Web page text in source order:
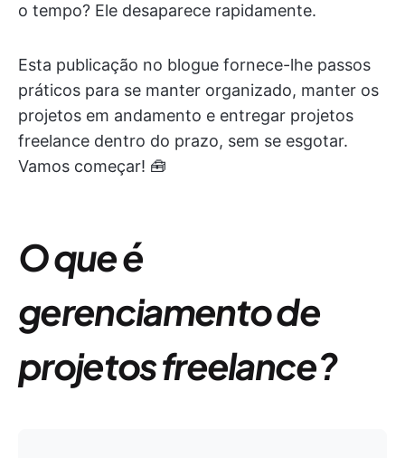
o tempo? Ele desaparece rapidamente.
Esta publicação no blogue fornece-lhe passos
práticos para se manter organizado, manter os
projetos em andamento e entregar projetos
freelance dentro do prazo, sem se esgotar.
Vamos começar! 🧰
O que é
gerenciamento de
projetos freelance?